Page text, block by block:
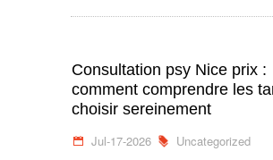
Consultation psy Nice prix :
comment comprendre les
choisir sereinement
Jul-17-2026
Uncategorized